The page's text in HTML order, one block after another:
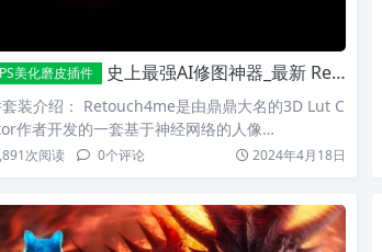
美化磨皮插件 史上最强AI修图神器_最新 Retouch4me ​插件13合1汉化套装！
装介绍： Retouch4me是由鼎鼎大名的3D Lut C
作者开发的一套基于神经网络的人像…
次阅读 0个评论 2024年4月18日